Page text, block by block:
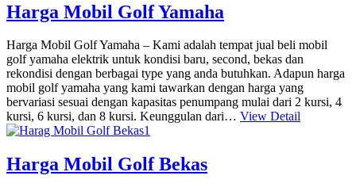
Harga Mobil Golf Yamaha
Harga Mobil Golf Yamaha – Kami adalah tempat jual beli mobil
golf yamaha elektrik untuk kondisi baru, second, bekas dan
rekondisi dengan berbagai type yang anda butuhkan. Adapun harga
mobil golf yamaha yang kami tawarkan dengan harga yang
bervariasi sesuai dengan kapasitas penumpang mulai dari 2 kursi, 4
kursi, 6 kursi, dan 8 kursi. Keunggulan dari… View Detail
Harga Mobil Golf Bekas